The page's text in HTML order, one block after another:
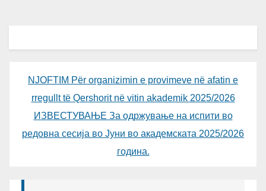
NJOFTIM Për organizimin e provimeve në afatin e
rregullt të Qershorit në vitin akademik 2025/2026
ИЗВЕСТУВАЊЕ За одржување на испити во
редовна сесија во Јуни во академската 2025/2026
година.